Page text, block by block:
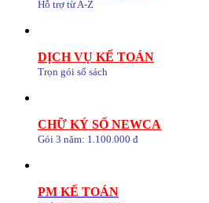
Hỗ trợ từ A-Z
DỊCH VỤ KẾ TOÁN
Trọn gói sổ sách
CHỮ KÝ SỐ NEWCA
Gói 3 năm: 1.100.000 đ
PM KẾ TOÁN